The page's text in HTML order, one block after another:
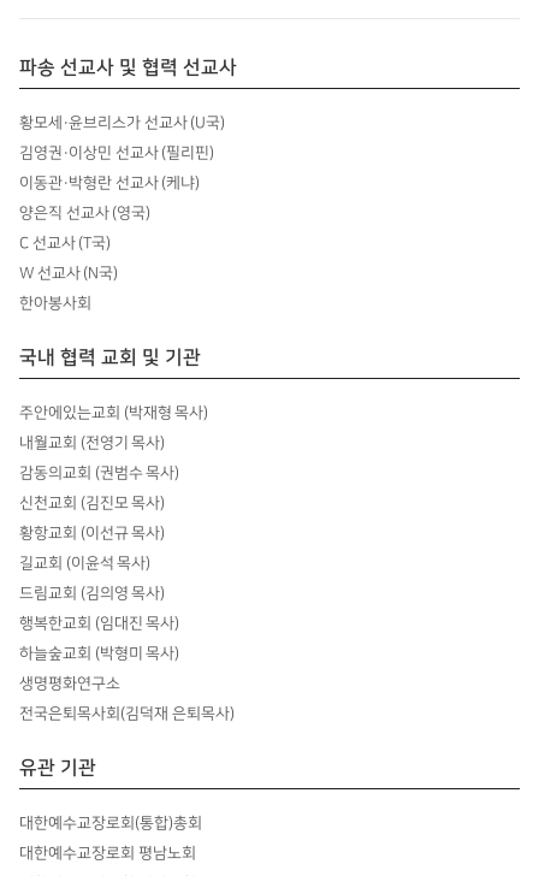
파송 선교사 및 협력 선교사
황모세·윤브리스가 선교사 (U국)
김영권·이상민 선교사 (필리핀)
이동관·박형란 선교사 (케냐)
양은직 선교사 (영국)
C 선교사 (T국)
W 선교사 (N국)
한아봉사회
국내 협력 교회 및 기관
주안에있는교회 (박재형 목사)
내월교회 (전영기 목사)
감동의교회 (권범수 목사)
신천교회 (김진모 목사)
황항교회 (이선규 목사)
길교회 (이윤석 목사)
드림교회 (김의영 목사)
행복한교회 (임대진 목사)
하늘숲교회 (박형미 목사)
생명평화연구소
전국은퇴목사회(김덕재 은퇴목사)
유관 기관
대한예수교장로회(통합)총회
대한예수교장로회 평남노회